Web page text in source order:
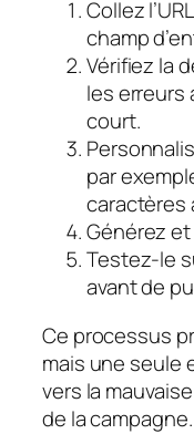
Collez
champ
Vérifiez la
les erreurs
court.
par
caractères
Générez
Testez-le
avant de
Ce processus
mais une seule
vers la
de la campagne.